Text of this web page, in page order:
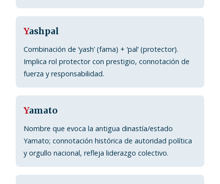
Yashpal
Combinación de ‘yash’ (fama) + ‘pal’ (protector).
Implica rol protector con prestigio, connotación de
fuerza y responsabilidad.
Yamato
Nombre que evoca la antigua dinastía/estado
Yamato; connotación histórica de autoridad política
y orgullo nacional, refleja liderazgo colectivo.